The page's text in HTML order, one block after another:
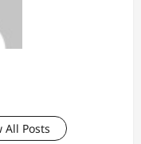
All Posts